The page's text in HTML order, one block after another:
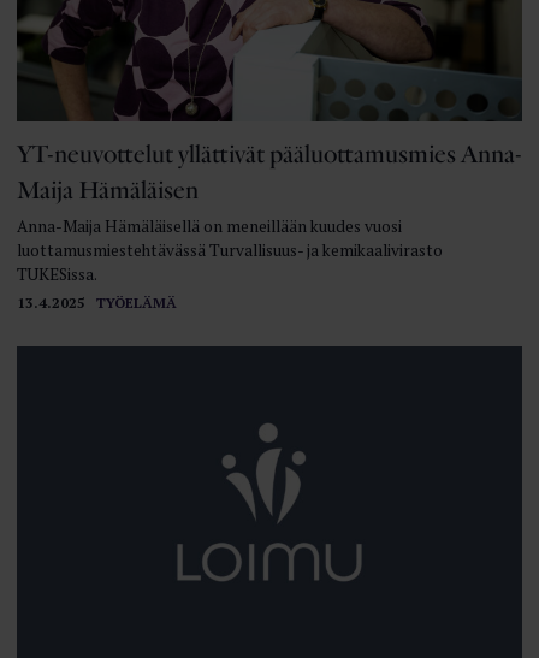
13.4.2025 TYÖELÄMÄ
YT-neuvottelut yllättivät pääluottamusmies Anna-
Maija Hämäläisen
Anna-Maija Hämäläisellä on meneillään kuudes vuosi
luottamusmiestehtävässä Turvallisuus- ja kemikaalivirasto
TUKESissa.